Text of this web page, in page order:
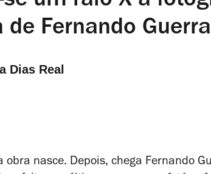
Fernando Guerra
Dias Real
obra nasce. Depois, chega Fernando